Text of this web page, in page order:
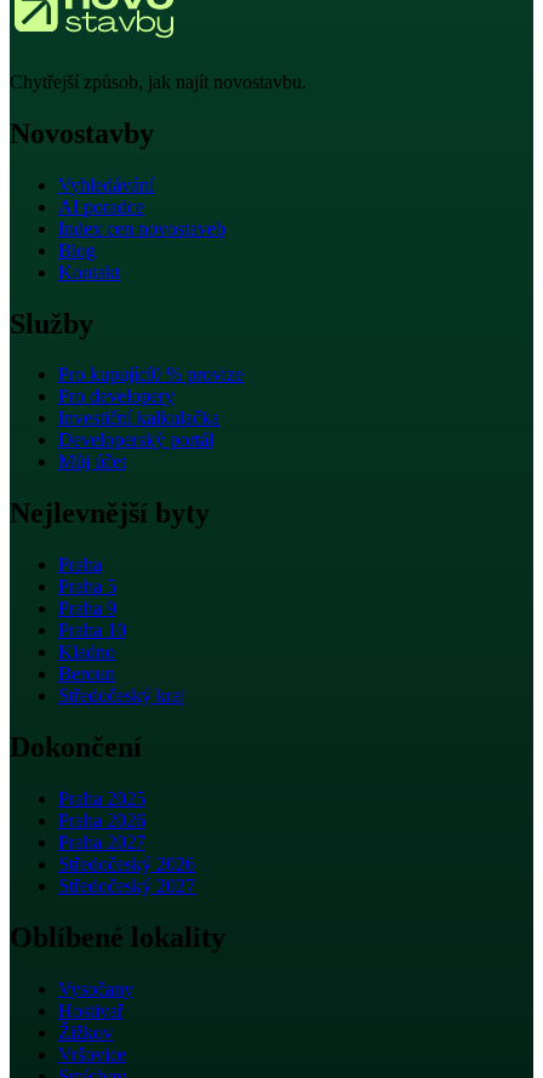
Chytřejší způsob, jak najít novostavbu.
Novostavby
Vyhledávání
AI poradce
Index cen novostaveb
Blog
Kontakt
Služby
Pro kupující0 % provize
Pro developery
Investiční kalkulačka
Developerský portál
Můj účet
Nejlevnější byty
Praha
Praha 5
Praha 9
Praha 10
Kladno
Beroun
Středočeský kraj
Dokončení
Praha 2025
Praha 2026
Praha 2027
Středočeský 2026
Středočeský 2027
Oblíbené lokality
Vysočany
Hostivař
Žižkov
Vršovice